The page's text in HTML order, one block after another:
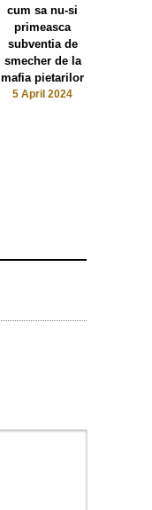
cum sa nu-si
primeasca
subventia de
smecher de la
mafia pietarilor
5 April 2024